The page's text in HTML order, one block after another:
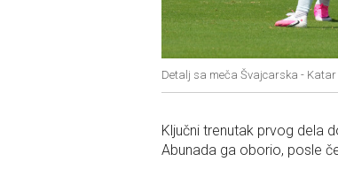
Detalj sa meča Švajcarska - Katar
Ključni trenutak prvog dela
Abunada ga oborio, posle